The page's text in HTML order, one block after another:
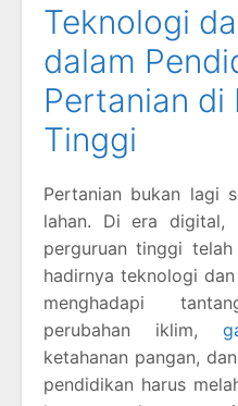
Teknologi
dalam
Pertanian di
Tinggi
Pertanian bukan lagi
lahan. Di era digital,
perguruan tinggi
hadirnya teknologi
menghadapi
perubahan iklim,
ketahanan pangan,
pendidikan harus